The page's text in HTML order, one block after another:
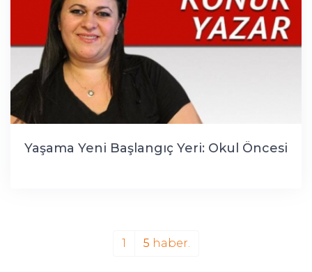
Yaşama Yeni Başlangıç Yeri: Okul Öncesi
1 5 haber.